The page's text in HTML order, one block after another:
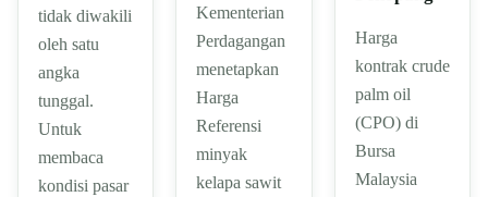
tidak diwakili
oleh satu
angka
tunggal.
Untuk
membaca
kondisi pasar
Kementerian
Perdagangan
menetapkan
Harga
Referensi
minyak
kelapa sawit
Harga
kontrak crude
palm oil
(CPO) di
Bursa
Malaysia